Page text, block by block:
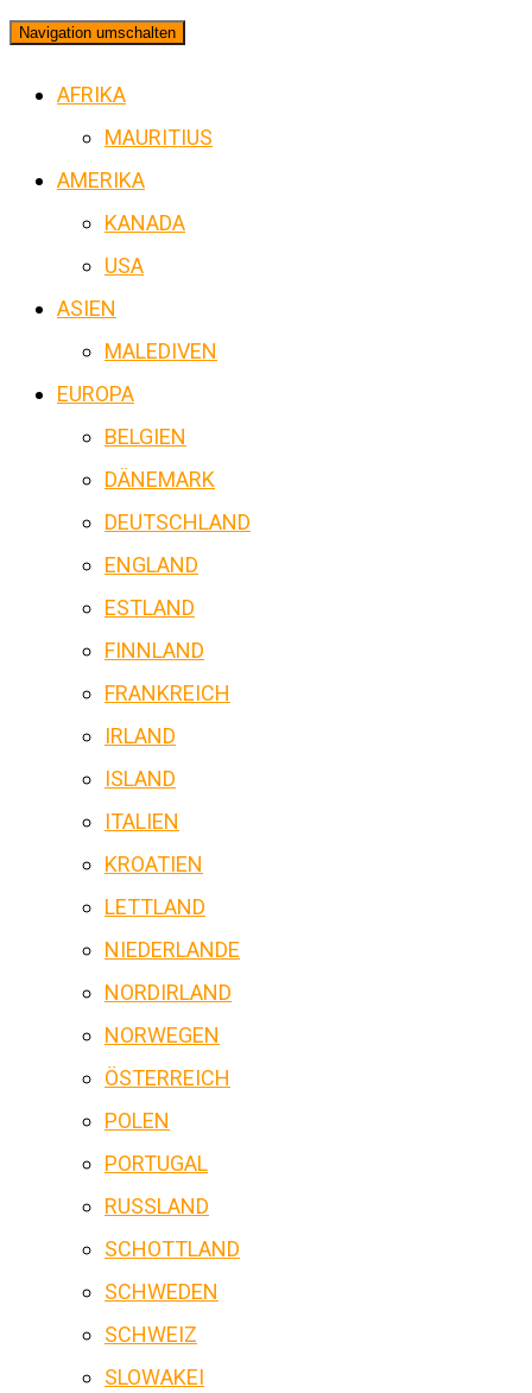
Navigation umschalten
AFRIKA
MAURITIUS
AMERIKA
KANADA
USA
ASIEN
MALEDIVEN
EUROPA
BELGIEN
DÄNEMARK
DEUTSCHLAND
ENGLAND
ESTLAND
FINNLAND
FRANKREICH
IRLAND
ISLAND
ITALIEN
KROATIEN
LETTLAND
NIEDERLANDE
NORDIRLAND
NORWEGEN
ÖSTERREICH
POLEN
PORTUGAL
RUSSLAND
SCHOTTLAND
SCHWEDEN
SCHWEIZ
SLOWAKEI